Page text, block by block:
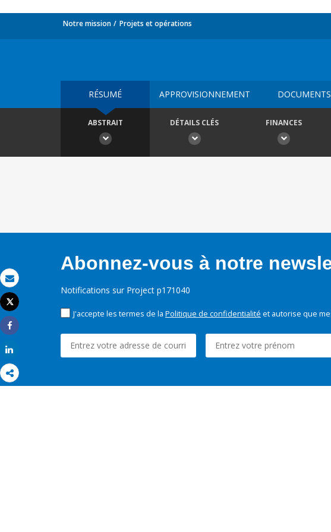
Email
Imprimer
Tweet
Share
Notre mission Projets et opérations
RÉSUMÉ APPROVISIONNEMENT DOCUMENTS
ABSTRAIT DÉTAILS CLÉS FINANCES
Abonnez-vous à notre
Notifications sur Project p171040
J'accepte les termes de la Politique de confidentialité et autorise que